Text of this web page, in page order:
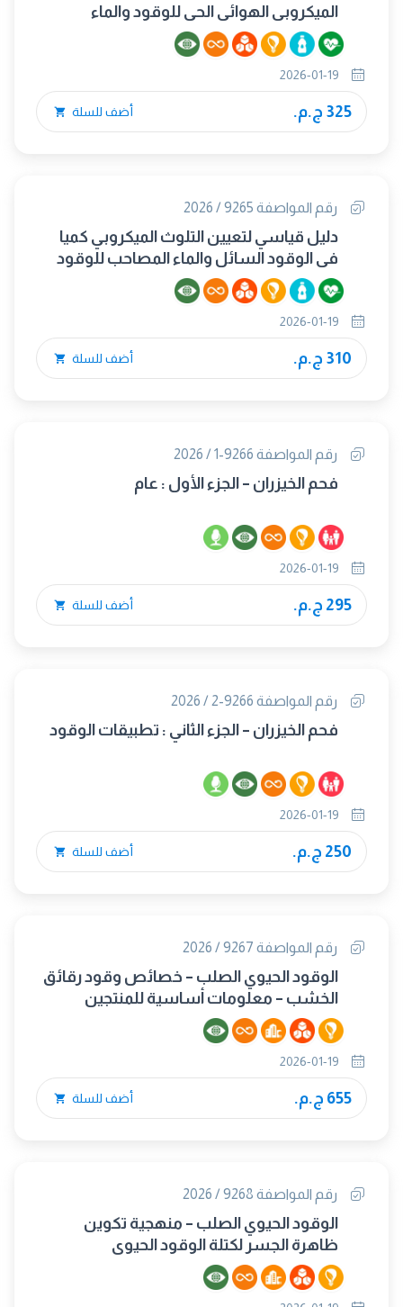
الميكروبي الهوائي الحي للوقود والماء
المصاحب له – طريقة مزرعة الجل القابل
للإسالة ميكانيكيا
325 ج.م. أضف للسلة
رقم المواصفة 9265 / 2026
دليل قياسي لتعيين التلوث الميكروبي كميا
في الوقود السائل والماء المصاحب للوقود
بتفاعل البلمرة المتسلسل الكمي (qPCR)
310 ج.م. أضف للسلة
رقم المواصفة 9266-1 / 2026
فحم الخيزران – الجزء الأول : عام
295 ج.م. أضف للسلة
رقم المواصفة 9266-2 / 2026
فحم الخيزران – الجزء الثاني : تطبيقات الوقود
250 ج.م. أضف للسلة
رقم المواصفة 9267 / 2026
الوقود الحيوي الصلب – خصائص وقود رقائق
الخشب – معلومات أساسية للمنتجين
والموردين والمستخدمين
655 ج.م. أضف للسلة
رقم المواصفة 9268 / 2026
الوقود الحيوي الصلب – منهجية تكوين
ظاهرة الجسر لكتلة الوقود الحيوي